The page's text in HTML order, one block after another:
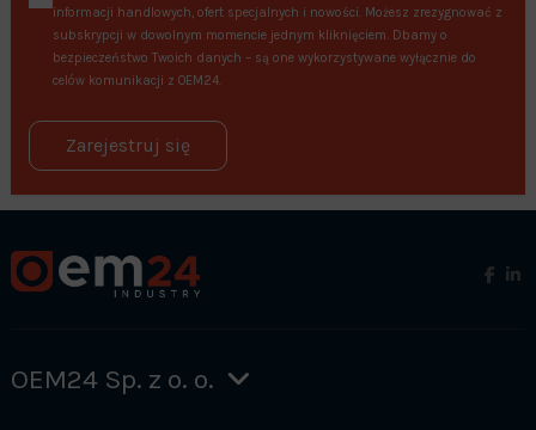
informacji handlowych, ofert specjalnych i nowości. Możesz zrezygnować z
subskrypcji w dowolnym momencie jednym kliknięciem. Dbamy o
bezpieczeństwo Twoich danych – są one wykorzystywane wyłącznie do
celów komunikacji z OEM24.
Zarejestruj się
OEM24 Sp. z o. o.